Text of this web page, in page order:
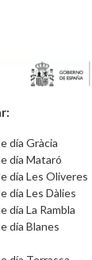
día Gràcia
día Mataró
día Les Oliveres
día Les Dàlies
día La Rambla
día Blanes